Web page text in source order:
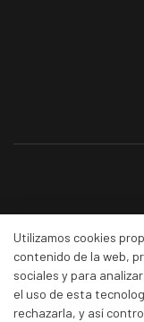
Utilizamos cookies
contenido de la web,
sociales y para
el uso de esta
rechazarla, y así